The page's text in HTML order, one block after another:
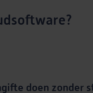
doen zonder